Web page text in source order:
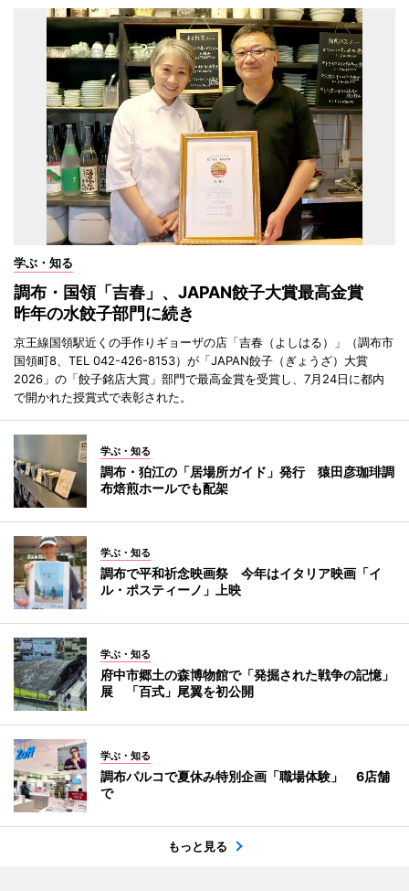
学ぶ・知る
調布・国領「吉春」、JAPAN餃子大賞最高金賞
昨年の水餃子部門に続き
京王線国領駅近くの手作りギョーザの店「吉春（よしはる）」（調布市
国領町8、TEL 042-426-8153）が「JAPAN餃子（ぎょうざ）大賞
2026」の「餃子銘店大賞」部門で最高金賞を受賞し、7月24日に都内
で開かれた授賞式で表彰された。
学ぶ・知る
調布・狛江の「居場所ガイド」発行 猿田彦珈琲調
布焙煎ホールでも配架
学ぶ・知る
調布で平和祈念映画祭 今年はイタリア映画「イ
ル・ポスティーノ」上映
学ぶ・知る
府中市郷土の森博物館で「発掘された戦争の記憶」
展 「百式」尾翼を初公開
学ぶ・知る
調布パルコで夏休み特別企画「職場体験」 6店舗
で
もっと見る